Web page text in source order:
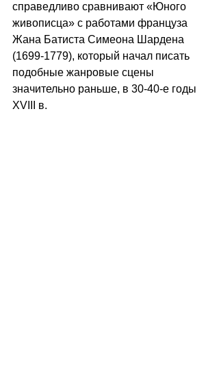
справедливо сравнивают «Юного
живописца» с работами француза
Жана Батиста Симеона Шардена
(1699-1779), который начал писать
подобные жанровые сцены
значительно раньше, в 30-40-е годы
XVIII в.